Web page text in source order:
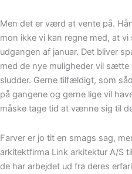
Men det er værd at vente på.
mon ikke vi kan regne med, at
udgangen af januar. Det bliver
med de nye muligheder vil sætte
sludder. Gerne tilfældigt, som
på gangene og gerne lige vil
måske tage tid at vænne sig til
Farver er jo tit en smags sag,
arkitektfirma Link arkitektur A/S
de har arbejdet ud fra deres